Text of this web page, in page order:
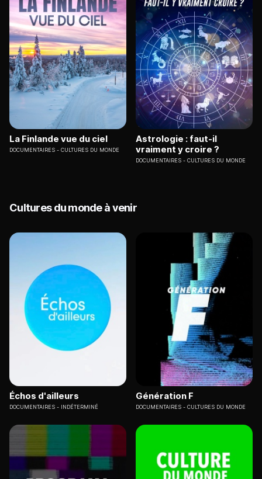
La Finlande vue du ciel
DOCUMENTAIRES CULTURES DU MONDE
Astrologie : faut-il
vraiment y croire ?
DOCUMENTAIRES CULTURES DU MONDE
Cultures du monde à venir
Échos d'ailleurs
DOCUMENTAIRES INDÉTERMINÉ
Génération F
DOCUMENTAIRES CULTURES DU MONDE